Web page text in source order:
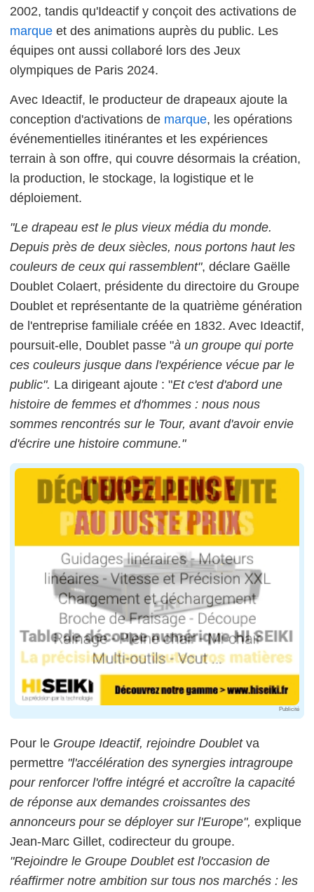
2002, tandis qu'Ideactif y conçoit des activations de
marque et des animations auprès du public. Les
équipes ont aussi collaboré lors des Jeux
olympiques de Paris 2024.
Avec Ideactif, le producteur de drapeaux ajoute la
conception d'activations de marque, les opérations
événementielles itinérantes et les expériences
terrain à son offre, qui couvre désormais la création,
la production, le stockage, la logistique et le
déploiement.
"Le drapeau est le plus vieux média du monde.
Depuis près de deux siècles, nous portons haut les
couleurs de ceux qui rassemblent", déclare Gaëlle
Doublet Colaert, présidente du directoire du Groupe
Doublet et représentante de la quatrième génération
de l'entreprise familiale créée en 1832. Avec Ideactif,
poursuit-elle, Doublet passe "à un groupe qui porte
ces couleurs jusque dans l'expérience vécue par le
public". La dirigeant ajoute : "Et c'est d'abord une
histoire de femmes et d'hommes : nous nous
sommes rencontrés sur le Tour, avant d'avoir envie
d'écrire une histoire commune."
Publicité
Pour le Groupe Ideactif, rejoindre Doubletva
permettre "l'accélération des synergies intragroupe
pour renforcer l'offre intégré et accroître la capacité
de réponse aux demandes croissantes des
annonceurs pour se déployer sur l'Europe", explique
Jean-Marc Gillet, codirecteur du groupe.
"Rejoindre le Groupe Doublet est l'occasion de
réaffirmer notre ambition sur tous nos marchés : les